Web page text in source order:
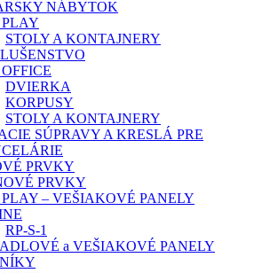
NÁBYTOK
STOLY A KONTAJNERY
DVIERKA
KORPUSY
STOLY A KONTAJNERY
SÚPRAVY A KRESLÁ PRE
PRVKY
PRVKY
– VEŠIAKOVÉ PANELY
RP-S-1
a VEŠIAKOVÉ PANELY